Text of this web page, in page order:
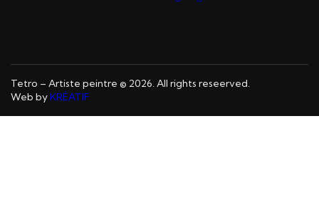
Tetro – Artiste peintre © 2026. All rights reseerved.
Web byKRÉATIF